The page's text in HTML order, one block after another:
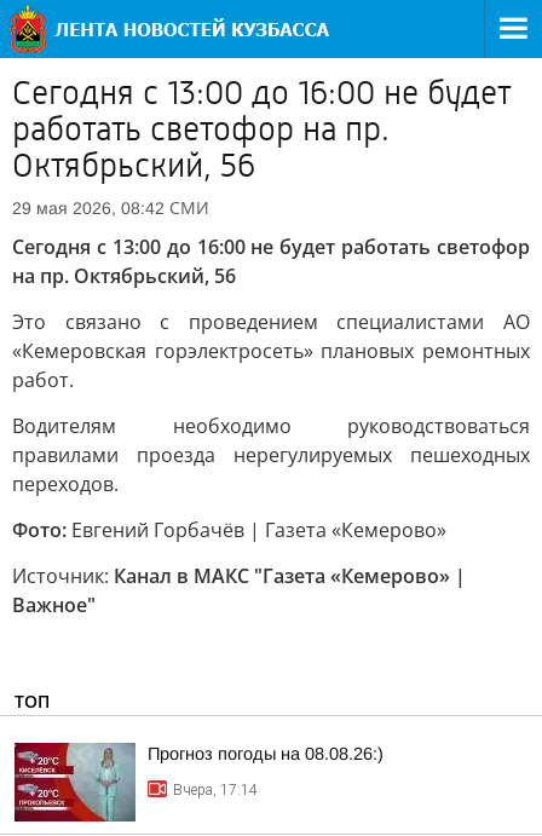
Сегодня с 13:00 до 16:00 не будет
работать светофор на пр.
Октябрьский, 56
29 мая 2026, 08:42 СМИ
Сегодня с 13:00 до 16:00 не будет работать светофор
на пр. Октябрьский, 56
Это связано с проведением специалистами АО
«Кемеровская горэлектросеть» плановых ремонтных
работ.
Водителям необходимо руководствоваться
правилами проезда нерегулируемых пешеходных
переходов.
Фото: Евгений Горбачёв | Газета «Кемерово»
Источник: Канал в МАКС "Газета «Кемерово» |
Важное"
ТОП
Прогноз погоды на 08.08.26:)
Вчера, 17:14